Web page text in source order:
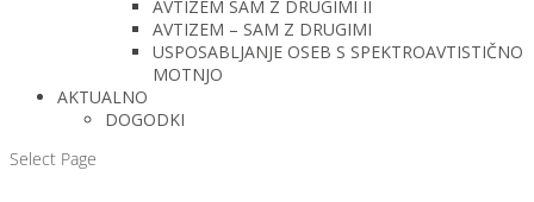
AVTIZEM SAM Z DRUGIMI II
AVTIZEM – SAM Z DRUGIMI
USPOSABLJANJE OSEB S SPEKTROAVTISTIČNO
MOTNJO
AKTUALNO
DOGODKI
Select Page